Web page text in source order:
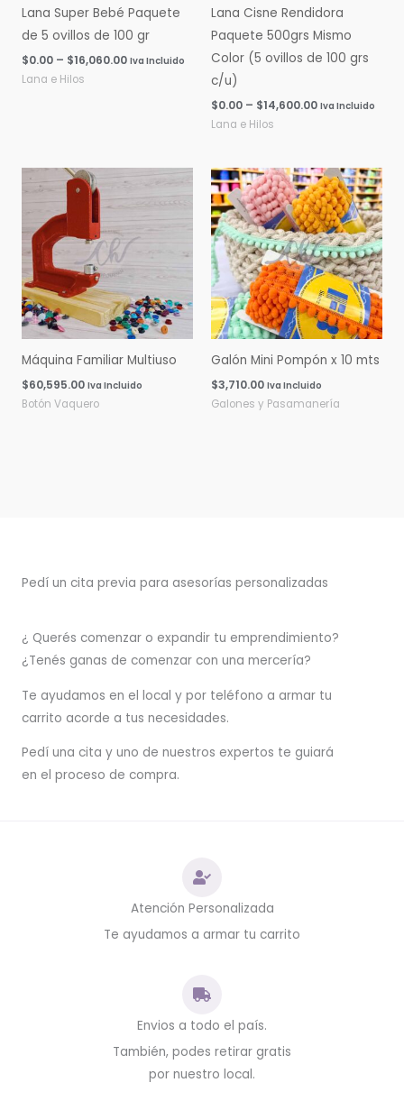
Lana Super Bebé Paquete
de 5 ovillos de 100 gr
$0.00 – $16,060.00 Iva Incluido
Lana e Hilos
Lana Cisne Rendidora
Paquete 500grs Mismo
Color (5 ovillos de 100 grs
c/u)
$0.00 – $14,600.00 Iva Incluido
Lana e Hilos
Máquina Familiar Multiuso
$60,595.00 Iva Incluido
Botón Vaquero
Galón Mini Pompón x 10 mts
$3,710.00 Iva Incluido
Galones y Pasamanería
Pedí un cita previa para asesorías personalizadas
¿ Querés comenzar o expandir tu emprendimiento?
¿Tenés ganas de comenzar con una mercería?
Te ayudamos en el local y por teléfono a armar tu
carrito acorde a tus necesidades.
Pedí una cita y uno de nuestros expertos te guiará
en el proceso de compra.
Atención Personalizada
Te ayudamos a armar tu carrito
Envios a todo el país.
También, podes retirar gratis
por nuestro local.